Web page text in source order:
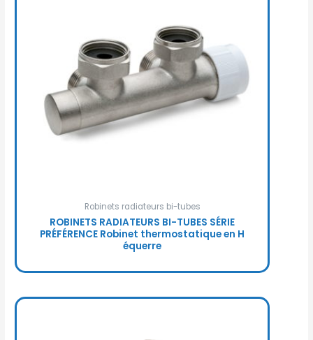
Robinets radiateurs bi-tubes
ROBINETS RADIATEURS BI-TUBES SÉRIE
PRÉFÉRENCE Robinet thermostatique en H
équerre